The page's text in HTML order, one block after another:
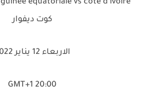
كوت ديفوار
الاربعاء 12 يناير 2022
20:00 GMT+1